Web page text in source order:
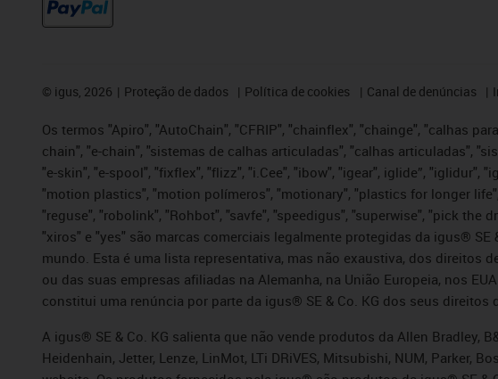
© igus, 2026 Proteção de dados Política de cookies Canal de denúncias
Os termos "Apiro", "AutoChain", "CFRIP", "chainflex", "chainge", "calhas
chain", "e-chain", "sistemas de calhas articuladas", "calhas articuladas",
"e-skin", "e-spool", "fixflex", "flizz", "i.Cee", "ibow", "igear", iglide”, "iglidur",
"motion plastics", "motion polímeros", "motionary", "plastics for longer life",
"reguse", "robolink", "Rohbot", "savfe", "speedigus", "superwise", "pick
"xiros" e "yes" são marcas comerciais legalmente protegidas da igus®
mundo. Esta é uma lista representativa, mas não exaustiva, dos direitos
ou das suas empresas afiliadas na Alemanha, na União Europeia, nos
constitui uma renúncia por parte da igus® SE & Co. KG dos seus direitos
A igus® SE & Co. KG salienta que não vende produtos da Allen Bradley,
Heidenhain, Jetter, Lenze, LinMot, LTi DRiVES, Mitsubishi, NUM, Parker,